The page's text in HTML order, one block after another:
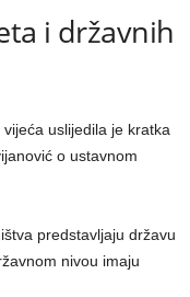
i državnih
uslijedila je kratka
o ustavnom
predstavljaju državu
nivou imaju